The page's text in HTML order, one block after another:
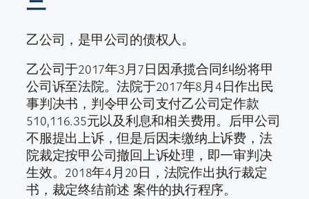
乙公司，是甲公司的债权人。
乙公司于2017年3月7日因承揽合同纠纷将甲
公司诉至法院。法院于2017年8月4日作出民
事判决书，判令甲公司支付乙公司定作款
510,116.35元以及利息和相关费用。后甲公司
不服提出上诉，但是后因未缴纳上诉费，法
院裁定按甲公司撤回上诉处理，即一审判决
生效。2018年4月20日，法院作出执行裁定
书，裁定终结前述 案件的执行程序。